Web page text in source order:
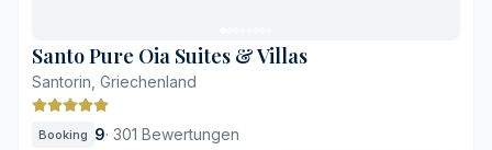
Santo Pure Oia Suites & Villas
Santorin, Griechenland
Booking 9· 301 Bewertungen